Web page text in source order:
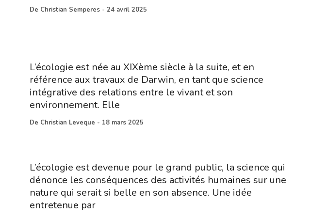
De Christian Semperes - 24 avril 2025
L’écologie est née au XIXème siècle à la suite, et en
référence aux travaux de Darwin, en tant que science
intégrative des relations entre le vivant et son
environnement. Elle
De Christian Leveque - 18 mars 2025
L’écologie est devenue pour le grand public, la science qui
dénonce les conséquences des activités humaines sur une
nature qui serait si belle en son absence. Une idée
entretenue par